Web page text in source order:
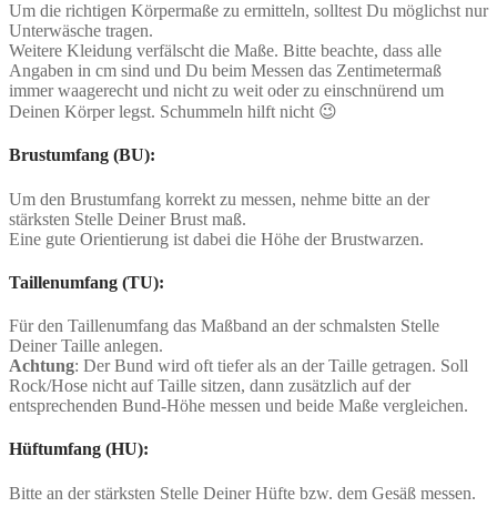
Um die richtigen Körpermaße zu ermitteln, solltest Du möglichst nur
Unterwäsche tragen.
Weitere Kleidung verfälscht die Maße. Bitte beachte, dass alle
Angaben in cm sind und Du beim Messen das Zentimetermaß
immer waagerecht und nicht zu weit oder zu einschnürend um
Deinen Körper legst. Schummeln hilft nicht 😉
Brustumfang (BU):
Um den Brustumfang korrekt zu messen, nehme bitte an der
stärksten Stelle Deiner Brust maß.
Eine gute Orientierung ist dabei die Höhe der Brustwarzen.
Taillenumfang (TU):
Für den Taillenumfang das Maßband an der schmalsten Stelle
Deiner Taille anlegen.
Achtung: Der Bund wird oft tiefer als an der Taille getragen. Soll
Rock/Hose nicht auf Taille sitzen, dann zusätzlich auf der
entsprechenden Bund-Höhe messen und beide Maße vergleichen.
Hüftumfang (HU):
Bitte an der stärksten Stelle Deiner Hüfte bzw. dem Gesäß messen.